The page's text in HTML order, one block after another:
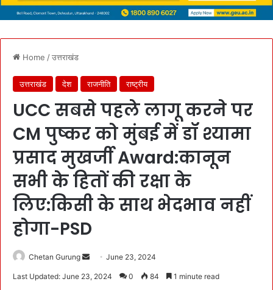
Home /उत्तराखंड
उत्तराखंड देश राजनीति राष्ट्रीय
UCC सबसे पहले लागू करने पर
CM पुष्कर को मुंबई में डॉ श्यामा
प्रसाद मुखर्जी Award:कानून
सभी के हितों की रक्षा के
लिए:किसी के साथ भेदभाव नहीं
होगा-PSD
Chetan Gurung June 23, 2024
Last Updated: June 23, 2024 0 84 1 minute read